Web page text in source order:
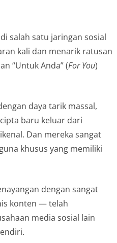
salah satu jaringan sosial
kali dan menarik ratusan
“Untuk Anda” (For You)
daya tarik massal,
baru keluar dari
Dan mereka sangat
khusus yang memiliki
dengan sangat
konten — telah
media sosial lain